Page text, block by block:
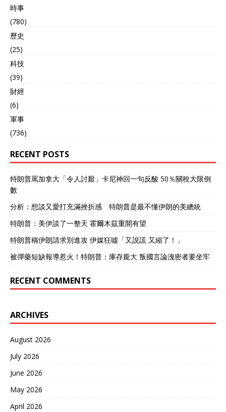
時事
(780)
歷史
(25)
科技
(39)
財經
(6)
軍事
(736)
RECENT POSTS
特朗普罵加拿大「令人討厭」卡尼神回一句反酸 50％關稅大限倒
數
分析：想談又愛打充滿挫折感 特朗普是最不懂伊朗的美總統
特朗普：美伊談了一整天 霍爾木茲重開有望
特朗普稱伊朗請求別進攻 伊媒狂噓「又說謊 又縮了！」
被彈藥短缺報導惹火！特朗普：庫存龐大 叛國言論洩密者要坐牢
RECENT COMMENTS
ARCHIVES
August 2026
July 2026
June 2026
May 2026
April 2026